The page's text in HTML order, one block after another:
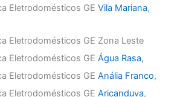
Eletrodomésticos GEVila Mariana,
Eletrodomésticos GE Zona Leste
Eletrodomésticos GEÁgua Rasa,
Eletrodomésticos GEAnália Franco,
Eletrodomésticos GEAricanduva,